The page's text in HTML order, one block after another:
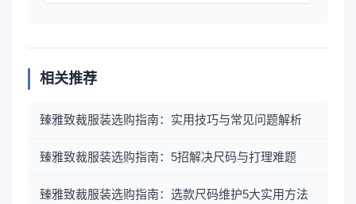
相关推荐
臻雅致裁服装选购指南：实用技巧与常见问题解析
臻雅致裁服装选购指南：5招解决尺码与打理难题
臻雅致裁服装选购指南：选款尺码维护5大实用方法